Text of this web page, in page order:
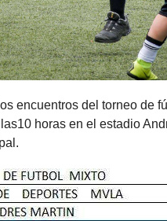
encuentros del torneo de
horas en el estadio